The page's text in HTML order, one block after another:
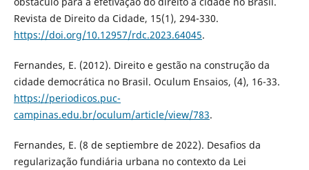
Revista de Direito da Cidade, 15(1), 294-330.
https://doi.org/10.12957/rdc.2023.64045.
Fernandes, E. (2012). Direito e gestão na construção da
cidade democrática no Brasil. Oculum Ensaios, (4), 16-33.
https://periodicos.puc-
campinas.edu.br/oculum/article/view/783.
Fernandes, E. (8 de septiembre de 2022). Desafios da
regularização fundiária urbana no contexto da Lei